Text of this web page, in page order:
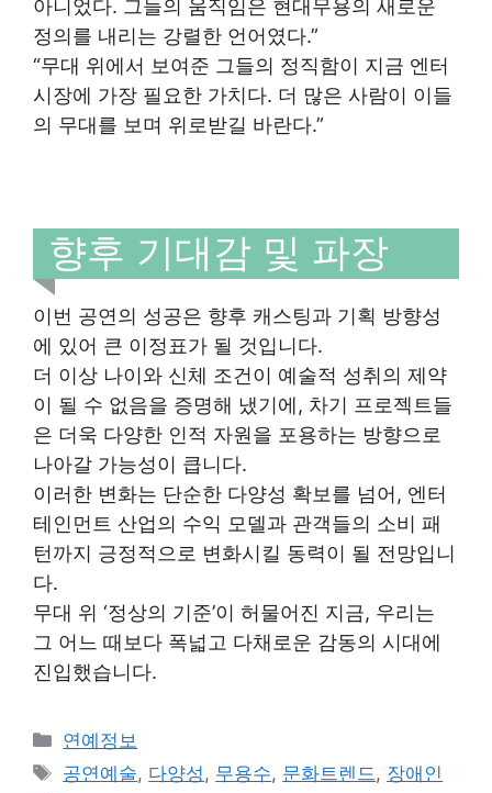
아니었다. 그들의 움직임은 현대무용의 새로운
정의를 내리는 강렬한 언어였다.”
“무대 위에서 보여준 그들의 정직함이 지금 엔터
시장에 가장 필요한 가치다. 더 많은 사람이 이들
의 무대를 보며 위로받길 바란다.”
향후 기대감 및 파장
이번 공연의 성공은 향후 캐스팅과 기획 방향성
에 있어 큰 이정표가 될 것입니다.
더 이상 나이와 신체 조건이 예술적 성취의 제약
이 될 수 없음을 증명해 냈기에, 차기 프로젝트들
은 더욱 다양한 인적 자원을 포용하는 방향으로
나아갈 가능성이 큽니다.
이러한 변화는 단순한 다양성 확보를 넘어, 엔터
테인먼트 산업의 수익 모델과 관객들의 소비 패
턴까지 긍정적으로 변화시킬 동력이 될 전망입니
다.
무대 위 ‘정상의 기준’이 허물어진 지금, 우리는
그 어느 때보다 폭넓고 다채로운 감동의 시대에
진입했습니다.
Categories
연예정보
Tags
공연예술, 다양성 , 무용수, 문화트렌드 , 장애인